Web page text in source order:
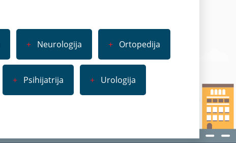
+ Neurologija + Ortopedija
+ Psihijatrija + Urologija